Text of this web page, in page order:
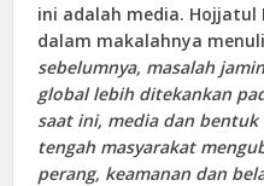
ini adalah media.
dalam makalahnya
sebelumnya, masalah
global lebih ditekankan
saat ini, media dan
tengah masyarakat
perang, keamanan dan